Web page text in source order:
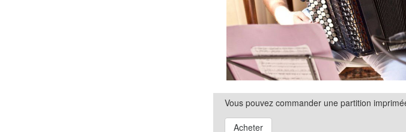
Vous pouvez commander une partition
Acheter